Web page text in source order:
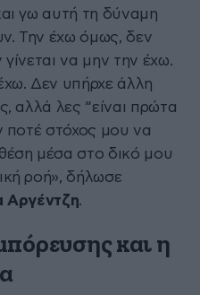
γω αυτή τη δύναμη
Την έχω όμως, δεν
να μην την έχω.
Δεν υπήρχε άλλη
αλλά λες “είναι πρώτα
ποτέ στόχος μου να
μέσα στο δικό μου
ροή», δήλωσε
Αργέντζη.
και η